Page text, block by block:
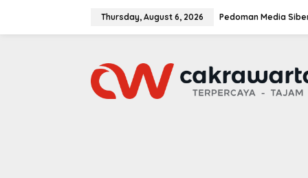
Thursday, August 6, 2026 Pedoman Media